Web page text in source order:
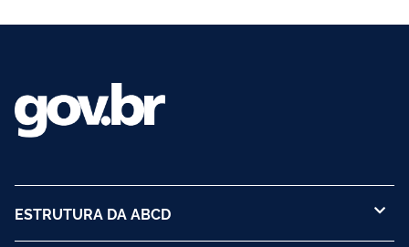
ESTRUTURA DA ABCD